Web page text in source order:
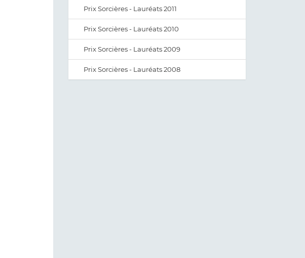
Prix Sorcières - Lauréats 2011
Prix Sorcières - Lauréats 2010
Prix Sorcières - Lauréats 2009
Prix Sorcières - Lauréats 2008